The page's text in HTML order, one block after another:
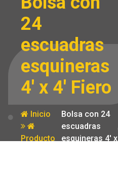
24
escuadras
esquineras
4′ x 4′ Fiero
Inicio
Producto
Bolsa con 24
escuadras
esquineras 4′ x